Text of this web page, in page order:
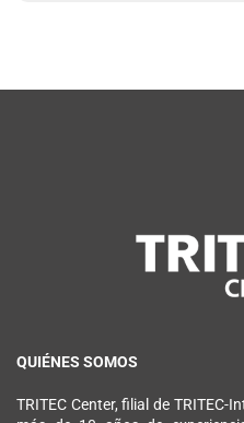
QUIÉNES SOMOS
TRITEC Center, filial de TRITEC-